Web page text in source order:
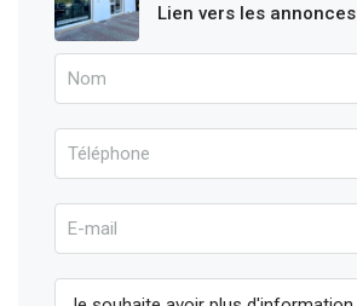
Lien vers les annonces